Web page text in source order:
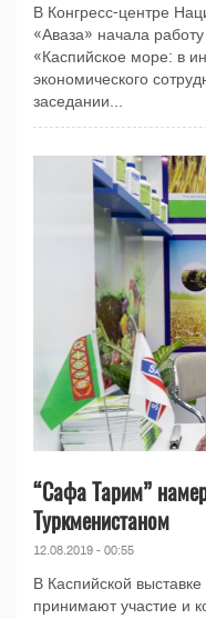
В Конгресс-центре
«Аваза» начала
«Каспийское море: в
экономического
заседании...
“Сафа Тарим”
Туркменистаном
12.08.2019 - 00:55
В Каспийской
принимают участие и